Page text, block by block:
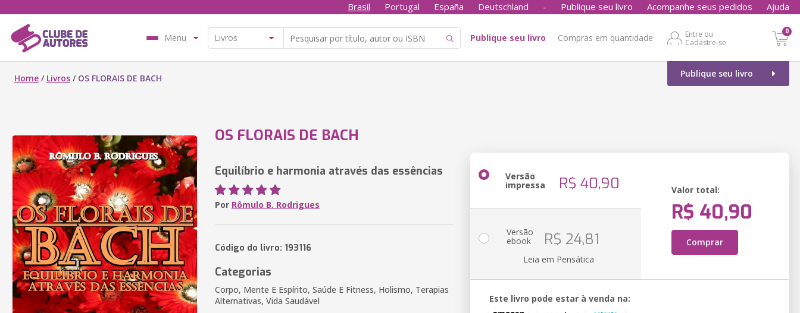
Brasil Portugal España Deutschland - Publique seu livro Acompanhe seus pedidos Ajuda
Menu Publique seu livro Compras em quantidade
Entre ou
Cadastre-se
0
Publique seu livro
Home / Livros / OS FLORAIS DE BACH
OS FLORAIS DE BACH
Equilíbrio e harmonia através das essências
Por Rômulo B. Rodrigues
Código do livro: 193116
Categorias
Corpo, Mente E Espírito, Saúde E Fitness, Holismo, Terapias
Alternativas, Vida Saudável
Versão
impressa R$ 40,90 Valor total:
R$ 40,90
Comprar
Versão
ebook R$ 24,81
Leia em Pensática
Este livro pode estar à venda na: